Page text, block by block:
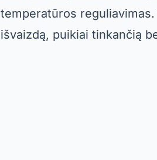
temperatūros
išvaizdą, puikiai tinkančią